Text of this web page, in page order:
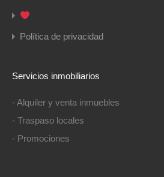
Política de privacidad
Servicios inmobiliarios
- Alquiler y venta inmuebles
- Traspaso locales
- Promociones